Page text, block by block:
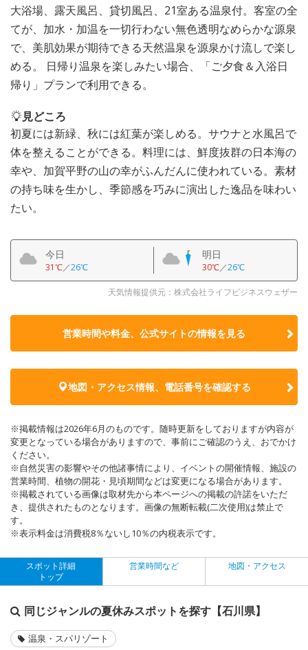
大浴場、露天風呂、貸切風呂、21室ある温泉付。客室の全
てが、加水・加温を一切行わない無色透明なめらかな源泉
で、美肌効果が期待できる天然温泉を源泉かけ流しで楽し
める。 日帰り温泉を楽しみたい場合、「ご夕食＆入浴日
帰り」プランで利用できる。
見どころ
初夏には新緑、秋には紅葉が楽しめる。サウナと水風呂で
体を整えることができる。料理には、鮮度抜群の日本海の
幸や、加賀平野の山の幸がふんだんに使われている。素材
の持ち味を生かし、季節感を巧みに演出した逸品を味わい
たい。
今日
31℃／26℃
明日
30℃／26℃
天気情報提供元：株式会社ライフビジネスウェザー
営業時間や料金、公式サイトの情報を見る
地図・アクセス情報、電話番号を確認する
※掲載情報は2026年6月のものです。随時更新をしておりますが内容が
変更となっている場合がありますので、事前にご確認のうえ、おでかけ
ください。
※自然災害の影響やその他諸事情により、イベントの開催情報、施設の
営業時間、植物の開花・見頃期間などは変更になる場合があります。
※掲載されている画像は取材先から本ページへの掲載の許諾をいただ
き、提供されたものとなります。画像の無断転載(二次使用)は禁止で
す。
※表示料金は消費税8％ないし10％の内税表示です。
スポット詳細
トップ
営業時間など 地図・アクセス
同じジャンルの夏休みスポットを探す【石川県】
温泉・スパリゾート